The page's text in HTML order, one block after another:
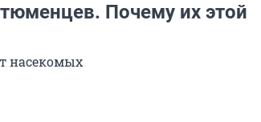
Почему их этой
насекомых